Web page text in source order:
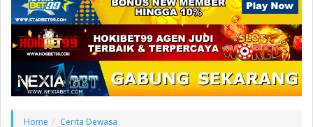
Home
Cerita Dewasa